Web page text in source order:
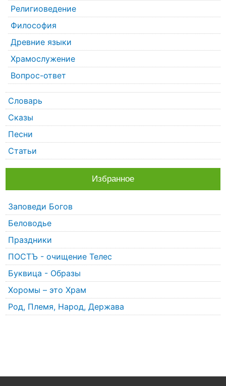
Религиоведение
Философия
Древние языки
Храмослужение
Вопрос-ответ
Словарь
Сказы
Песни
Статьи
Избранное
Заповеди Богов
Беловодье
Праздники
ПОСТЪ - очищение Телес
Буквица - Образы
Хоромы – это Храм
Род, Племя, Народ, Держава